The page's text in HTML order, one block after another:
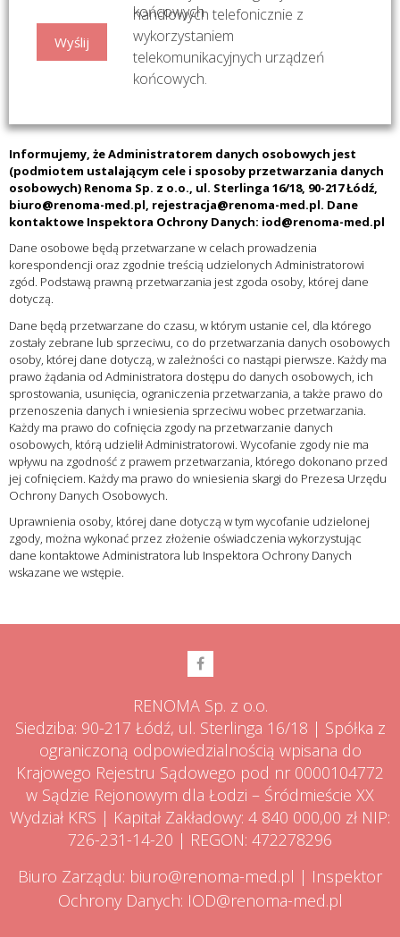
końcowych
handlowych telefonicznie z
wykorzystaniem
telekomunikacyjnych urządzeń
końcowych.
Informujemy, że Administratorem danych osobowych jest
(podmiotem ustalającym cele i sposoby przetwarzania danych
osobowych) Renoma Sp. z o.o., ul. Sterlinga 16/18, 90-217 Łódź,
biuro@renoma-med.pl, rejestracja@renoma-med.pl. Dane
kontaktowe Inspektora Ochrony Danych: iod@renoma-med.pl
Dane osobowe będą przetwarzane w celach prowadzenia
korespondencji oraz zgodnie treścią udzielonych Administratorowi
zgód. Podstawą prawną przetwarzania jest zgoda osoby, której dane
dotyczą.
Dane będą przetwarzane do czasu, w którym ustanie cel, dla którego
zostały zebrane lub sprzeciwu, co do przetwarzania danych osobowych
osoby, której dane dotyczą, w zależności co nastąpi pierwsze. Każdy ma
prawo żądania od Administratora dostępu do danych osobowych, ich
sprostowania, usunięcia, ograniczenia przetwarzania, a także prawo do
przenoszenia danych i wniesienia sprzeciwu wobec przetwarzania.
Każdy ma prawo do cofnięcia zgody na przetwarzanie danych
osobowych, którą udzielił Administratorowi. Wycofanie zgody nie ma
wpływu na zgodność z prawem przetwarzania, którego dokonano przed
jej cofnięciem. Każdy ma prawo do wniesienia skargi do Prezesa Urzędu
Ochrony Danych Osobowych.
Uprawnienia osoby, której dane dotyczą w tym wycofanie udzielonej
zgody, można wykonać przez złożenie oświadczenia wykorzystując
dane kontaktowe Administratora lub Inspektora Ochrony Danych
wskazane we wstępie.
RENOMA Sp. z o.o.
Siedziba: 90-217 Łódź, ul. Sterlinga 16/18 | Spółka z
ograniczoną odpowiedzialnością wpisana do
Krajowego Rejestru Sądowego pod nr 0000104772
w Sądzie Rejonowym dla Łodzi – Śródmieście XX
Wydział KRS | Kapitał Zakładowy: 4 840 000,00 zł NIP:
726-231-14-20 | REGON: 472278296
Biuro Zarządu: biuro@renoma-med.pl | Inspektor
Ochrony Danych: IOD@renoma-med.pl